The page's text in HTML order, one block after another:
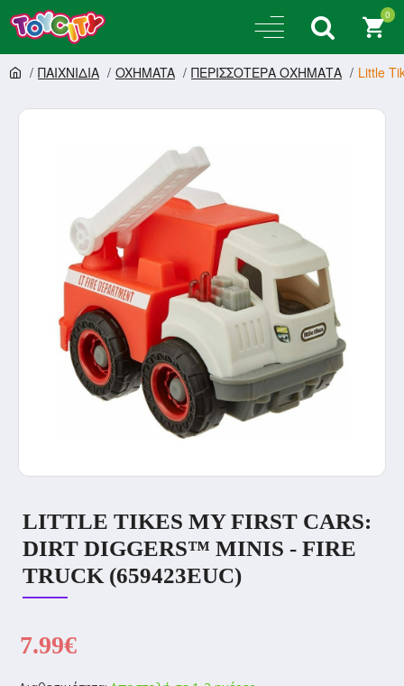
0
ΠΑΙΧΝΙΔΙΑ OXHMATA ΠΕΡΙΣΣΟΤΕΡΑ ΟΧΗΜΑΤΑ Little
LITTLE TIKES MY FIRST CARS:
DIRT DIGGERS™ MINIS - FIRE
TRUCK (659423EUC)
7.99€